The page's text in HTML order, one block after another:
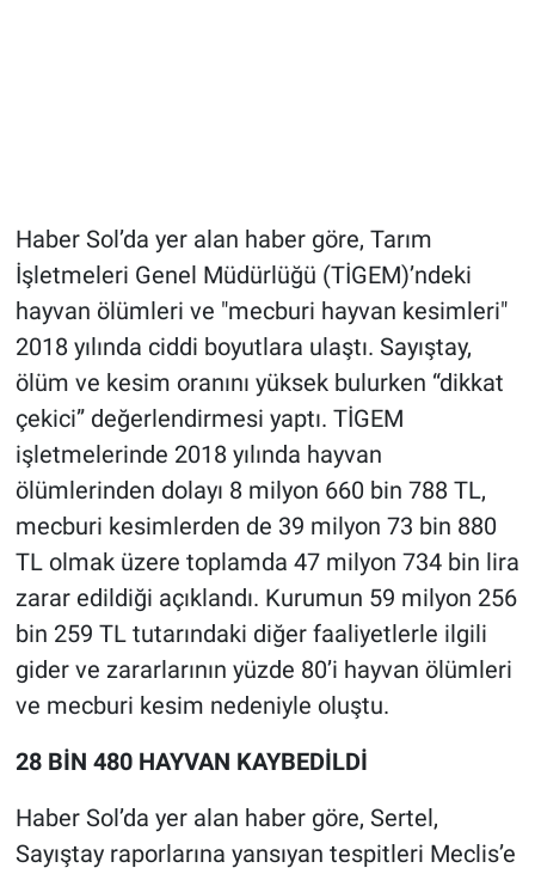
Haber Sol’da yer alan haber göre, Tarım
İşletmeleri Genel Müdürlüğü (TİGEM)’ndeki
hayvan ölümleri ve "mecburi hayvan kesimleri"
2018 yılında ciddi boyutlara ulaştı. Sayıştay,
ölüm ve kesim oranını yüksek bulurken “dikkat
çekici” değerlendirmesi yaptı. TİGEM
işletmelerinde 2018 yılında hayvan
ölümlerinden dolayı 8 milyon 660 bin 788 TL,
mecburi kesimlerden de 39 milyon 73 bin 880
TL olmak üzere toplamda 47 milyon 734 bin lira
zarar edildiği açıklandı. Kurumun 59 milyon 256
bin 259 TL tutarındaki diğer faaliyetlerle ilgili
gider ve zararlarının yüzde 80’i hayvan ölümleri
ve mecburi kesim nedeniyle oluştu.
28 BİN 480 HAYVAN KAYBEDİLDİ
Haber Sol’da yer alan haber göre, Sertel,
Sayıştay raporlarına yansıyan tespitleri Meclis’e